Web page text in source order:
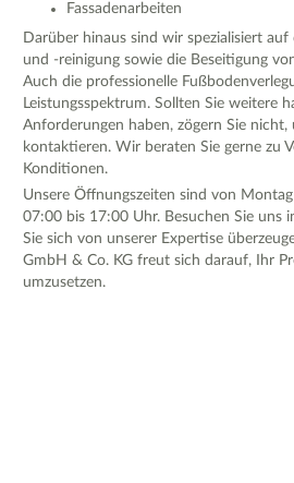
Fassadenarbeiten
Darüber hinaus sind wir spezialisiert auf
und -reinigung sowie die Beseitigung
Auch die professionelle
Leistungsspektrum. Sollten Sie weitere
Anforderungen haben, zögern Sie nicht,
kontaktieren. Wir beraten Sie gerne zu
Konditionen.
Unsere Öffnungszeiten sind von
07:00 bis 17:00 Uhr. Besuchen Sie uns
Sie sich von unserer Expertise
GmbH & Co. KG freut sich darauf, Ihr
umzusetzen.